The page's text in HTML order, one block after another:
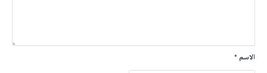
الاسم *